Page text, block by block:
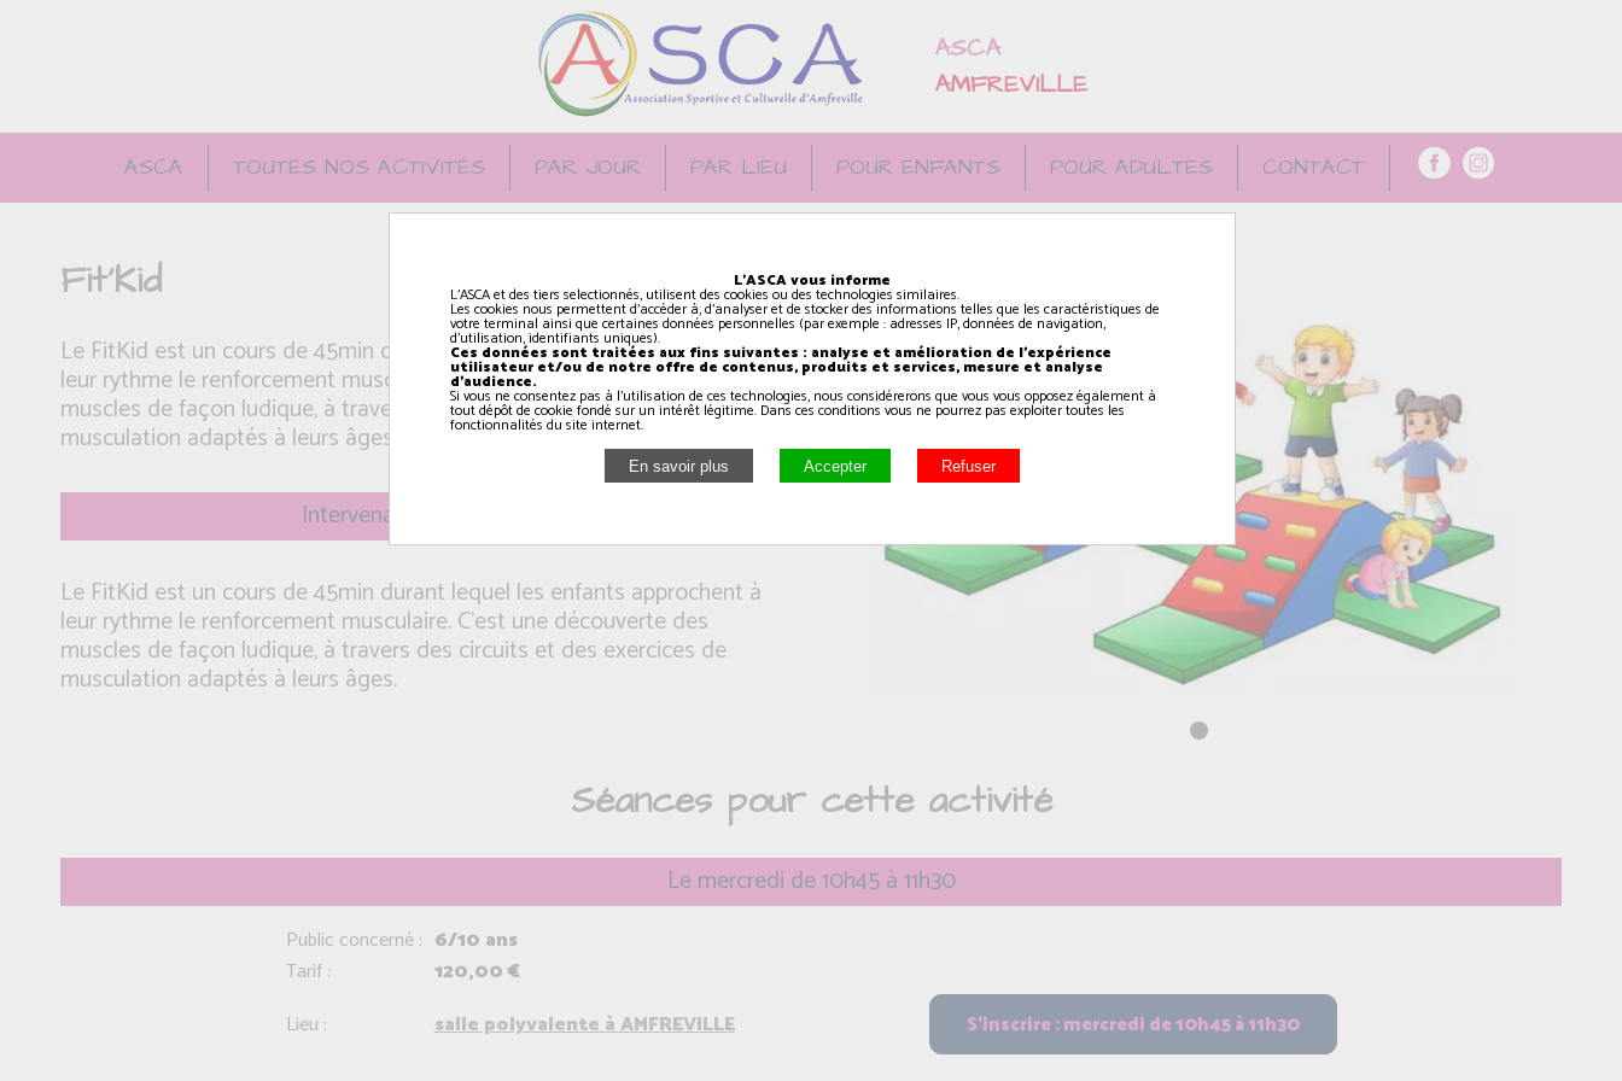
ASCA
AMFREVILLE
ASCA TOUTES NOS ACTIVITÉS PAR JOUR PAR LIEU POUR ENFANTS POUR ADULTES CONTACT
Fit'Kid
Le FitKid est un cours de 45min durant lequel les enfants approchent à
leur rythme le renforcement musculaire. C’est une découverte des
muscles de façon ludique, à travers des circuits et des exercices de
musculation adaptés à leurs âges.
Intervenant(e): Théophile
Le FitKid est un cours de 45min durant lequel les enfants approchent à
leur rythme le renforcement musculaire. C’est une découverte des
muscles de façon ludique, à travers des circuits et des exercices de
musculation adaptés à leurs âges.
Séances pour cette activité
Le mercredi de 10h45 à 11h30
Public concerné : 6/10 ans
Tarif :
120,00 €
Lieu :
salle polyvalente à AMFREVILLE
L'ASCA vous informe
L'ASCA et des tiers selectionnés, utilisent des cookies ou des technologies similaires.
Les cookies nous permettent d'accéder à, d'analyser et de stocker des informations telles que les caractéristiques de
votre terminal ainsi que certaines données personnelles (par exemple : adresses IP, données de navigation,
d'utilisation, identifiants uniques).
Ces données sont traitées aux fins suivantes : analyse et amélioration de l'expérience
utilisateur et/ou de notre offre de contenus, produits et services, mesure et analyse
d'audience.
Si vous ne consentez pas à l'utilisation de ces technologies, nous considérerons que vous vous opposez également à
tout dépôt de cookie fondé sur un intérêt légitime. Dans ces conditions vous ne pourrez pas exploiter toutes les
fonctionnalités du site internet.